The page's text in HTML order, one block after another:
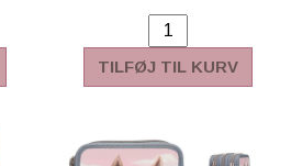
TILFØJ TIL KURV